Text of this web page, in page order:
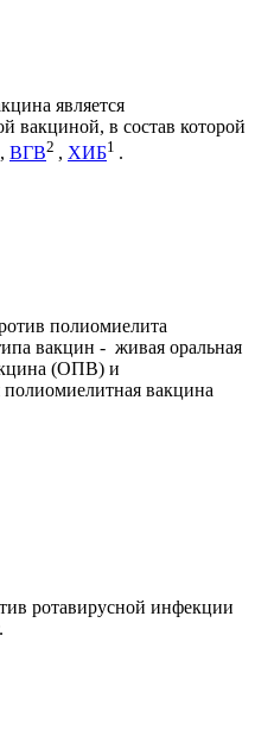
является
вакциной, в состав которой
, ВГВ2 , ХИБ1 .
полиомиелита
вакцин - живая оральная
(ОПВ) и
вакцина
ротавирусной инфекции